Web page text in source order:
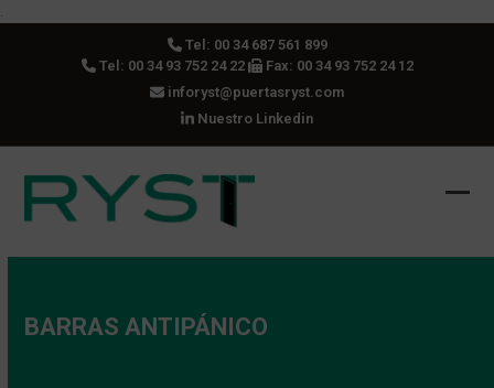
Tel: 00 34 687 561 899
Tel: 00 34 93 752 24 22
Fax: 00 34 93 752 24 12
inforyst@puertasryst.com
Nuestro Linkedin
BARRAS ANTIPÁNICO